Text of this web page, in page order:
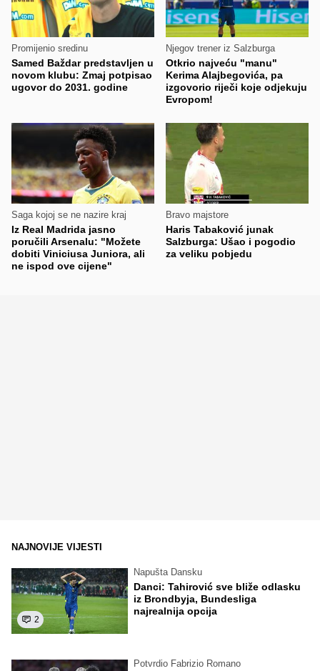
Promijenio sredinu
Samed Baždar predstavljen u
novom klubu: Zmaj potpisao
ugovor do 2031. godine
Njegov trener iz Salzburga
Otkrio najveću "manu"
Kerima Alajbegovića, pa
izgovorio riječi koje odjekuju
Evropom!
Saga kojoj se ne nazire kraj
Iz Real Madrida jasno
poručili Arsenalu: "Možete
dobiti Viniciusa Juniora, ali
ne ispod ove cijene"
Bravo majstore
Haris Tabaković junak
Salzburga: Ušao i pogodio
za veliku pobjedu
NAJNOVIJE VIJESTI
2
Napušta Dansku
Danci: Tahirović sve bliže odlasku
iz Brondbyja, Bundesliga
najrealnija opcija
Potvrdio Fabrizio Romano